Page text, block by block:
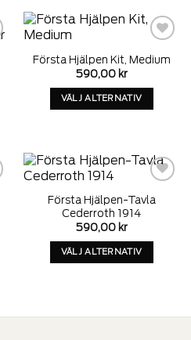
har
kan
på
wishlist
Första Hjälpen Kit, Medium
590,00 kr
VÄLJ ALTERNATIV
alternativ
som
kan
väljas
på
produktens
sida
wishlist
Första Hjälpen-Tavla
Cederroth 1914
590,00 kr
VÄLJ ALTERNATIV
alternativ